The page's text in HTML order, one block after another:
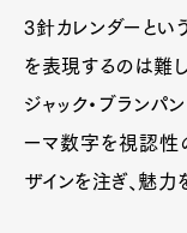
3針カレンダーとい
を表現するのは難
ジャック・ブランパ
ーマ数字を視認性
ザインを注ぎ、魅力